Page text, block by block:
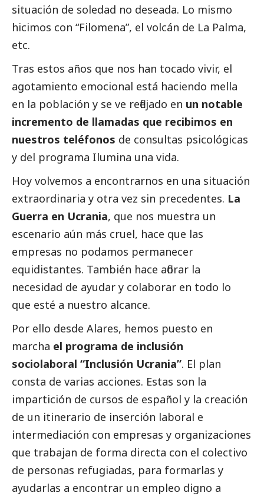
situación de soledad no deseada. Lo mismo
hicimos con “Filomena”, el volcán de La Palma,
etc.
Tras estos años que nos han tocado vivir, el
agotamiento emocional está haciendo mella
en la población y se ve reflejado en un notable
incremento de llamadas que recibimos en
nuestros teléfonos de consultas psicológicas
y del programa Ilumina una vida.
Hoy volvemos a encontrarnos en una situación
extraordinaria y otra vez sin precedentes. La
Guerra en Ucrania, que nos muestra un
escenario aún más cruel, hace que las
empresas no podamos permanecer
equidistantes. También hace aflorar la
necesidad de ayudar y colaborar en todo lo
que esté a nuestro alcance.
Por ello desde Alares, hemos puesto en
marcha el programa de inclusión
sociolaboral “Inclusión Ucrania”. El plan
consta de varias acciones. Estas son la
impartición de cursos de español y la creación
de un itinerario de inserción laboral e
intermediación con empresas y organizaciones
que trabajan de forma directa con el colectivo
de personas refugiadas, para formarlas y
ayudarlas a encontrar un empleo digno a